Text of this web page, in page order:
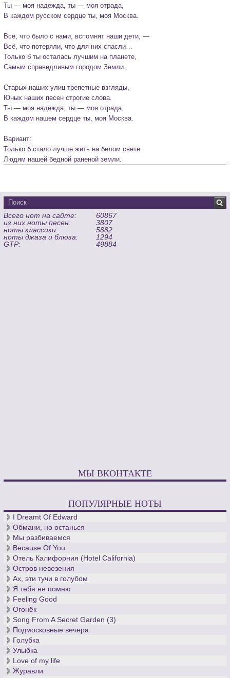
Ты — моя надежда, ты — моя отрада,
В каждом русском сердце ты, моя Москва.
Всё, что было с нами, вспомнят наши дети, —
Всё, что потеряли, что для них спасли…
Только б ты осталась лучшим на планете,
Самым справедливым городом Земли.
Старых наших улиц трепетные взгляды,
Юных наших песен строгие слова.
Ты — моя надежда, ты — моя отрада,
В каждом нашем сердце ты, моя Москва.
Вариант:
Только б стало лучше жить на белом свете
Людям нашей бедной раненой земли.
Всего нот на сайте:
60867
из них ноты песен:
3807
ноты классики:
5882
ноты джаза и блюза:
1294
GTP:
49884
МЫ ВКОНТАКТЕ
ПОПУЛЯРНЫЕ НОТЫ
I Dreamt Of Edward
Обмани, но останься
Мы разбиваемся
Because Of You
Отель Калифорния (Hotel California)
Остров невезения
Ах, эти тучи в голубом
Я тебя не помню
Feeling Good
Огонёк
Song From A Secret Garden (3)
Подмосковные вечера
Голубка
Улыбка
Love of my life
Журавли